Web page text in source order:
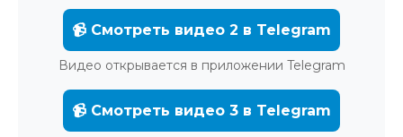
📹 Смотреть видео 2 в Telegram
Видео открывается в приложении Telegram
📹 Смотреть видео 3 в Telegram